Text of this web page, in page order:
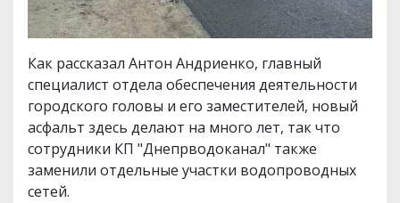
Как рассказал Антон Андриенко, главный
специалист отдела обеспечения деятельности
городского головы и его заместителей, новый
асфальт здесь делают на много лет, так что
сотрудники КП "Днепрводоканал" также
заменили отдельные участки водопроводных
сетей.